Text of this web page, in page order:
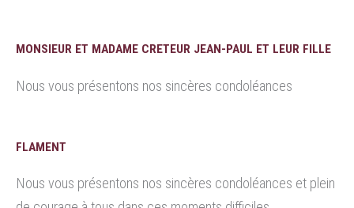
MONSIEUR ET MADAME CRETEUR JEAN-PAUL ET LEUR FILLE
Nous vous présentons nos sincères condoléances
FLAMENT
Nous vous présentons nos sincères condoléances et plein